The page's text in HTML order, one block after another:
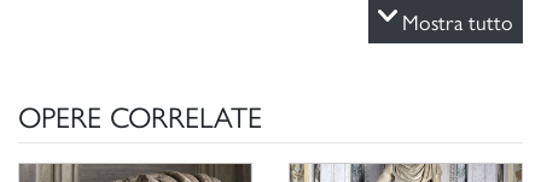
La Galleria Borghese in Roma, Roma 1954, p.
Borghese, Collezione degli oggetti antichi
Mostra tutto
OPERE CORRELATE